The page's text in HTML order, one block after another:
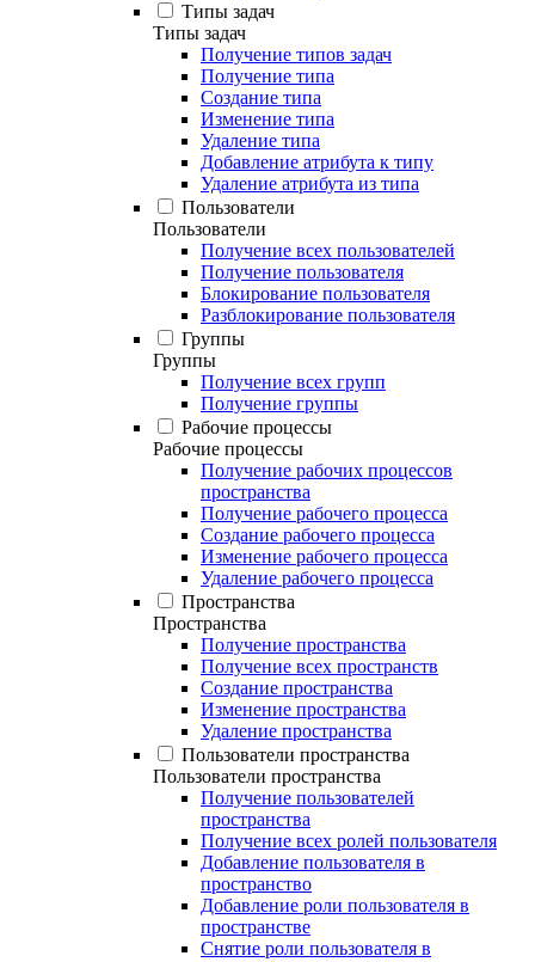
Типы задач
Типы задач
Получение типов задач
Получение типа
Создание типа
Изменение типа
Удаление типа
Добавление атрибута к типу
Удаление атрибута из типа
Пользователи
Пользователи
Получение всех пользователей
Получение пользователя
Блокирование пользователя
Разблокирование пользователя
Группы
Группы
Получение всех групп
Получение группы
Рабочие процессы
Рабочие процессы
Получение рабочих процессов
пространства
Получение рабочего процесса
Создание рабочего процесса
Изменение рабочего процесса
Удаление рабочего процесса
Пространства
Пространства
Получение пространства
Получение всех пространств
Создание пространства
Изменение пространства
Удаление пространства
Пользователи пространства
Пользователи пространства
Получение пользователей
пространства
Получение всех ролей пользователя
Добавление пользователя в
пространство
Добавление роли пользователя в
пространстве
Снятие роли пользователя в